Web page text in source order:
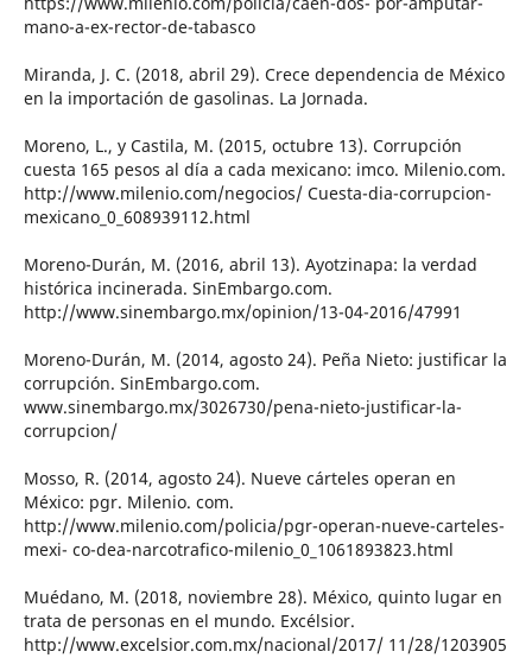
mano-a-ex-rector-de-tabasco
Miranda, J. C. (2018, abril 29). Crece dependencia de México
en la importación de gasolinas. La Jornada.
Moreno, L., y Castila, M. (2015, octubre 13). Corrupción
cuesta 165 pesos al día a cada mexicano: imco. Milenio.com.
http://www.milenio.com/negocios/ Cuesta-dia-corrupcion-
mexicano_0_608939112.html
Moreno-Durán, M. (2016, abril 13). Ayotzinapa: la verdad
histórica incinerada. SinEmbargo.com.
http://www.sinembargo.mx/opinion/13-04-2016/47991
Moreno-Durán, M. (2014, agosto 24). Peña Nieto: justificar la
corrupción. SinEmbargo.com.
www.sinembargo.mx/3026730/pena-nieto-justificar-la-
corrupcion/
Mosso, R. (2014, agosto 24). Nueve cárteles operan en
México: pgr. Milenio. com.
http://www.milenio.com/policia/pgr-operan-nueve-carteles-
mexi- co-dea-narcotrafico-milenio_0_1061893823.html
Muédano, M. (2018, noviembre 28). México, quinto lugar en
trata de personas en el mundo. Excélsior.
http://www.excelsior.com.mx/nacional/2017/ 11/28/1203905